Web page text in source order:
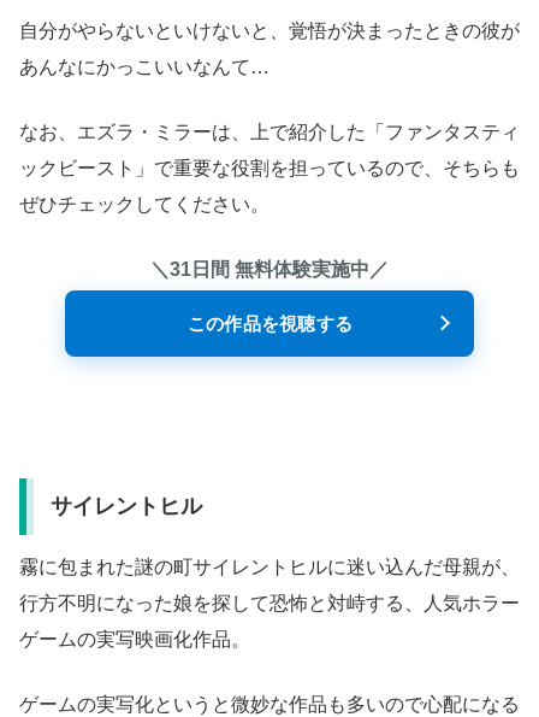
自分がやらないといけないと、覚悟が決まったときの彼が
あんなにかっこいいなんて…
なお、エズラ・ミラーは、上で紹介した「ファンタスティ
ックビースト」で重要な役割を担っているので、そちらも
ぜひチェックしてください。
＼31日間 無料体験実施中／
この作品を視聴する
サイレントヒル
霧に包まれた謎の町サイレントヒルに迷い込んだ母親が、
行方不明になった娘を探して恐怖と対峙する、人気ホラー
ゲームの実写映画化作品。
ゲームの実写化というと微妙な作品も多いので心配になる